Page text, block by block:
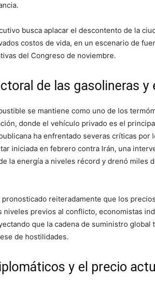
busca aplacar el descontento de la
costos de vida, en un escenario de
del Congreso de noviembre.
de las gasolineras
se mantiene como uno de los
donde el vehículo privado es el
ha enfrentado severas críticas por
iniciada en febrero contra Irán, una
la energía a niveles récord y drenó miles
pronosticado reiteradamente que los
niveles previos al conflicto, economistas
que la cadena de suministro global
de hostilidades.
y el precio